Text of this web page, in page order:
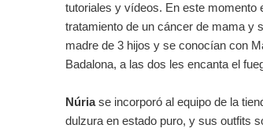
tutoriales y vídeos. En este momento
tratamiento de un cáncer de mama y
madre de 3 hijos y se conocían con
Badalona, a las dos les encanta el
Núriase incorporó al equipo de la
dulzura en estado puro, y sus outfits